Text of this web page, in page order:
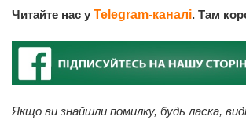
Читайте нас у Telegram-каналі. Там
Якщо ви знайшли помилку, будь ласка,